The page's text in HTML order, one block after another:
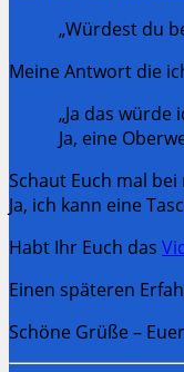
„Würdest du
Meine Antwort die
„Ja das
Ja, eine
Schaut Euch mal
Ja, ich kann eine
Habt Ihr Euch das
Einen späteren
Schöne Grüße –